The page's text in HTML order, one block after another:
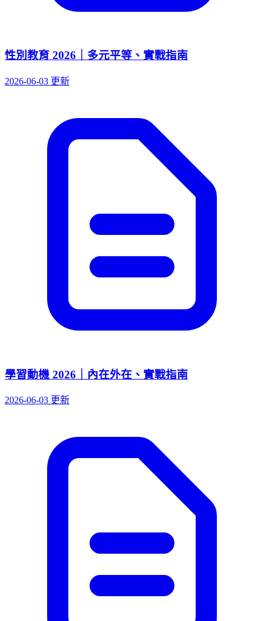
性別教育 2026｜多元平等、實戰指南
2026-06-03 更新
學習動機 2026｜內在外在、實戰指南
2026-06-03 更新